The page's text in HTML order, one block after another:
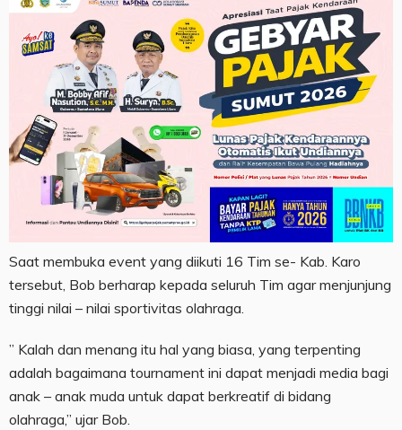
Saat membuka event yang diikuti 16 Tim se- Kab. Karo
tersebut, Bob berharap kepada seluruh Tim agar menjunjung
tinggi nilai – nilai sportivitas olahraga.
” Kalah dan menang itu hal yang biasa, yang terpenting
adalah bagaimana tournament ini dapat menjadi media bagi
anak – anak muda untuk dapat berkreatif di bidang
olahraga,” ujar Bob.